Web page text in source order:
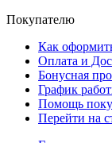
Покупателю
Как
Оплата и
Бонусная
График
Помощь
Перейти на